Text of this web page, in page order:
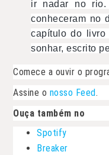
ir nadar no
conheceram no
capítulo do livro
sonhar, escrito
Comece a ouvir o
Assine o nosso Feed.
Ouça também no
Spotify
Breaker